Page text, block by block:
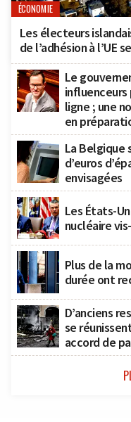
ÉCONOMIE
Les électeurs
de l’adhésion à l’UE
Le
ligne ; une
en
La Belgique
d’euros
envisagées
Les États-
nucléaire
Plus de la
durée ont
D’anciens
se
accord de